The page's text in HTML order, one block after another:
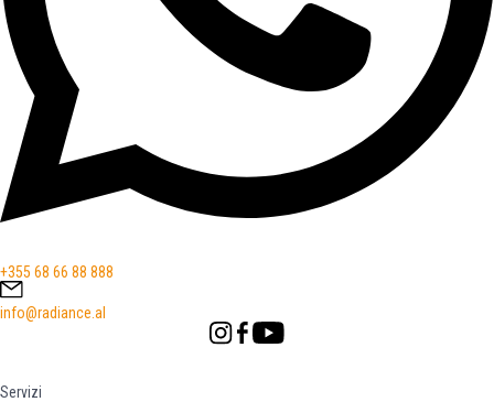
+355 68 66 88 888
info@radiance.al
Servizi